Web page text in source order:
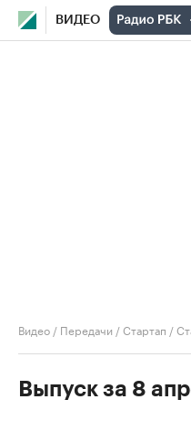
ВИДЕО
Видео / Передачи /Стартап /
Выпуск за 8